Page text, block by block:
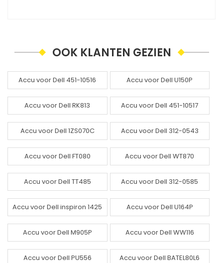
OOK KLANTEN GEZIEN
Accu voor Dell 451-10516 Accu voor Dell U150P
Accu voor Dell RK813 Accu voor Dell 451-10517
Accu voor Dell 1ZS070C Accu voor Dell 312-0543
Accu voor Dell FT080 Accu voor Dell WT870
Accu voor Dell TT485 Accu voor Dell 312-0585
Accu voor Dell inspiron 1425 Accu voor Dell U164P
Accu voor Dell M905P Accu voor Dell WW116
Accu voor Dell PU556 Accu voor Dell BATEL80L6